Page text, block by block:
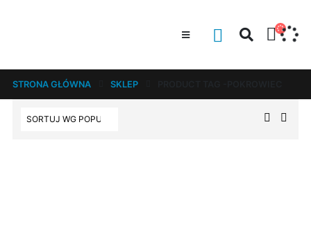
STRONA GŁÓWNA SKLEP